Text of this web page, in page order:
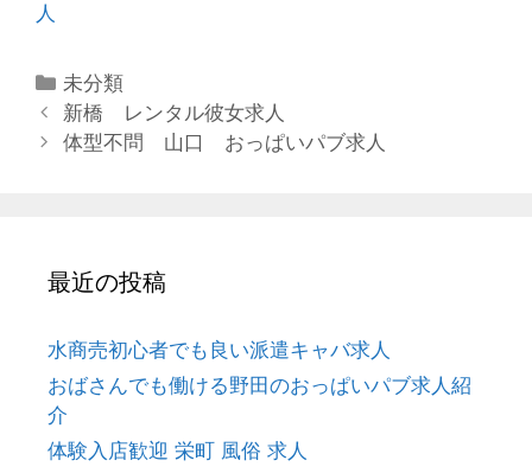
人
カ
テ
ゴ
未分類
投
稿
シ
ン
新橋 レンタル彼女求人
体型不問 山口 おっぱいパブ求人
最近の投稿
水商売初心者でも良い派遣キャバ求人
おばさんでも働ける野田のおっぱいパブ求人紹
介
体験入店歓迎 栄町 風俗 求人